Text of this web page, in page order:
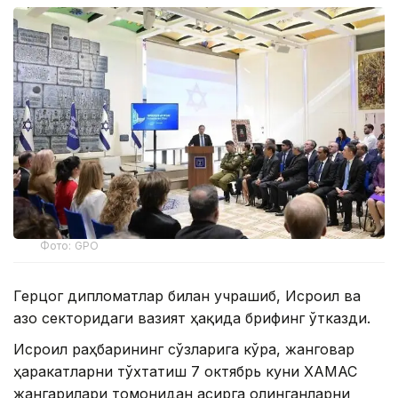
Фото: GPO
Герцог дипломатлар билан учрашиб, Исроил ва
Ғазо секторидаги вазият ҳақида брифинг ўтказди.
Исроил раҳбарининг сўзларига кўра, жанговар
ҳаракатларни тўхтатиш 7 октябрь куни ХАМАС
жангарилари томонидан асирга олинганларни